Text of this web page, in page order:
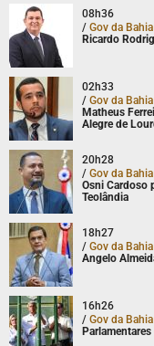
08h36
/ Gov da Bahia
Ricardo
02h33
/ Gov da Bahia
Matheus
Alegre de
20h28
/ Gov da Bahia
Osni Cardoso
Teolândia
18h27
/ Gov da Bahia
Angelo
16h26
/ Gov da Bahia